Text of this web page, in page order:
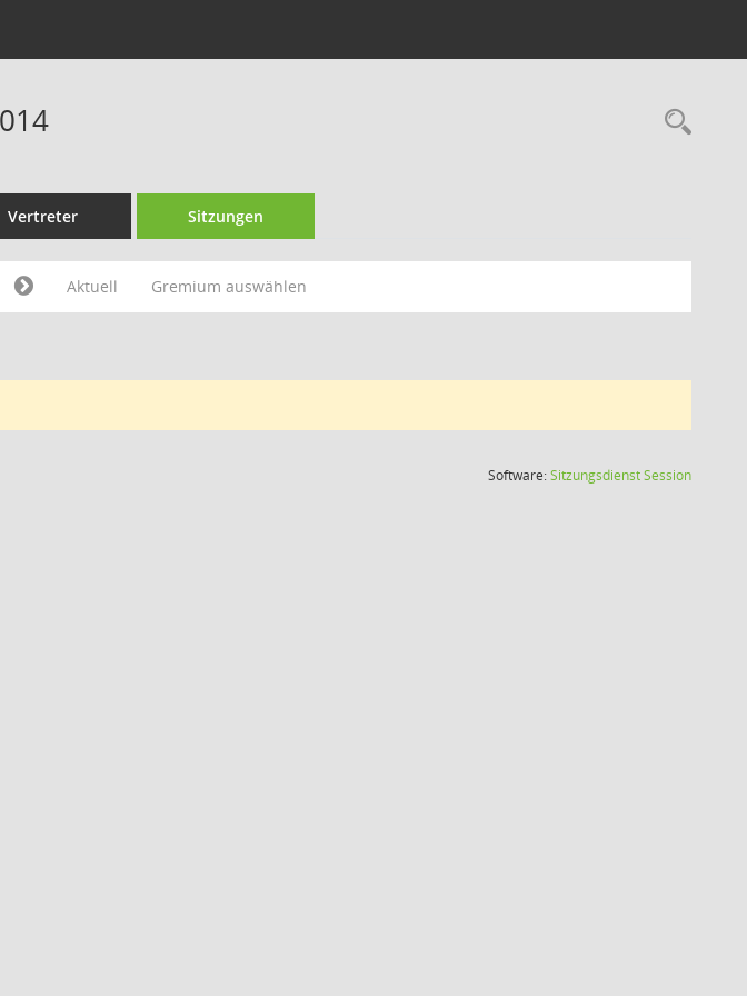
Vertreter Sitzungen
Aktuell Gremium auswählen
Software:SitzungsdienstSession(Wird in